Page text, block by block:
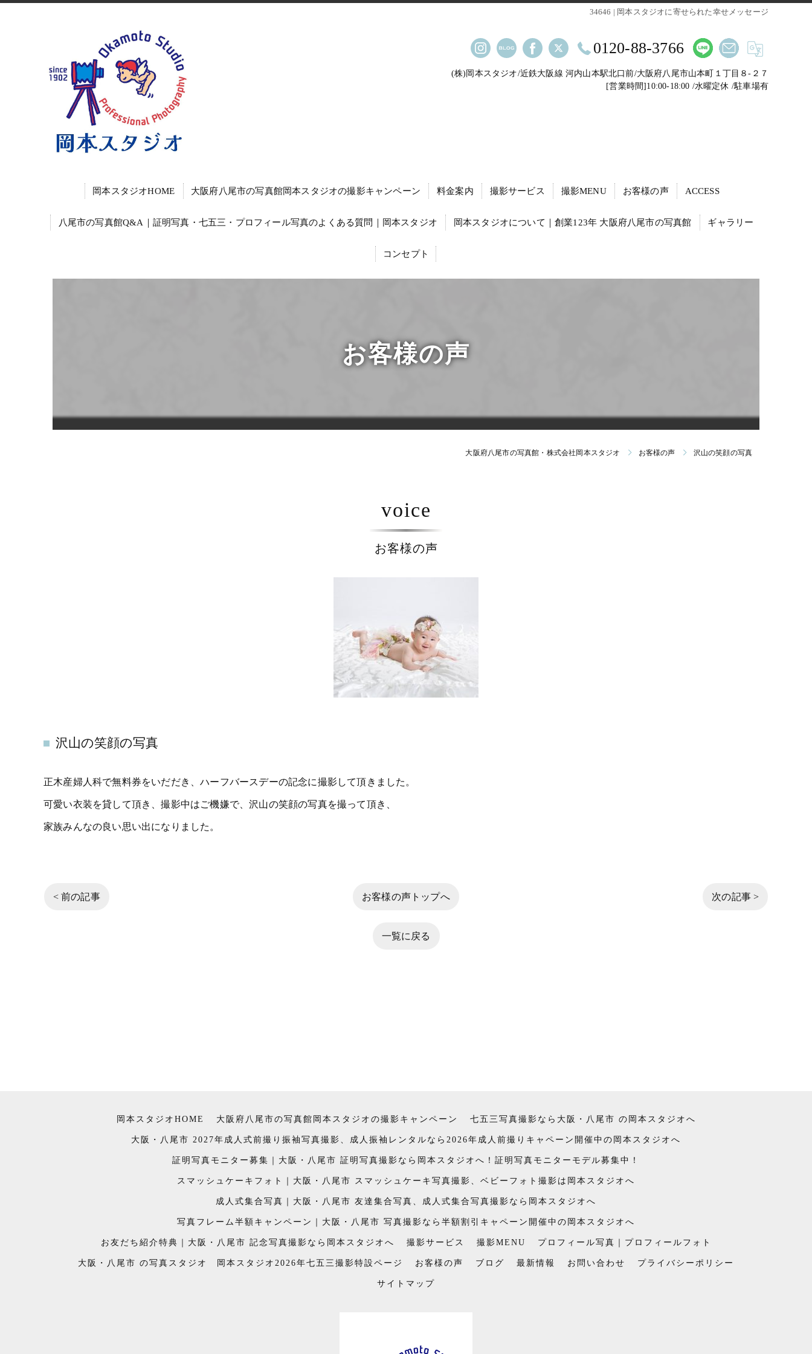
34646 | 岡本スタジオに寄せられた幸せメッセージ
0120-88-3766
(株)岡本スタジオ/近鉄大阪線 河内山本駅北口前/大阪府八尾市山本町１丁目８-２７
[営業時間]10:00-18:00 /水曜定休 /駐車場有
岡本スタジオHOME 大阪府八尾市の写真館岡本スタジオの撮影キャンペーン 料金案内 撮影サービス 撮影MENU お客様の声 ACCESS
八尾市の写真館Q&A｜証明写真・七五三・プロフィール写真のよくある質問｜岡本スタジオ 岡本スタジオについて｜創業123年 大阪府八尾市の写真館 ギャラリー
コンセプト
お客様の声
大阪府八尾市の写真館・株式会社岡本スタジオ お客様の声 沢山の笑顔の写真
お客様の声
voice
沢山の笑顔の写真
正木産婦人科で無料券をいだだき、ハーフバースデーの記念に撮影して頂きました。
可愛い衣装を貸して頂き、撮影中はご機嫌で、沢山の笑顔の写真を撮って頂き、
家族みんなの良い思い出になりました。
< 前の記事 お客様の声トップへ 次の記事 >
一覧に戻る
岡本スタジオHOME 大阪府八尾市の写真館岡本スタジオの撮影キャンペーン 七五三写真撮影なら大阪・八尾市 の岡本スタジオへ
大阪・八尾市 2027年成人式前撮り振袖写真撮影、成人振袖レンタルなら2026年成人前撮りキャペーン開催中の岡本スタジオへ
証明写真モニター募集｜大阪・八尾市 証明写真撮影なら岡本スタジオへ！証明写真モニターモデル募集中！
スマッシュケーキフォト｜大阪・八尾市 スマッシュケーキ写真撮影、ベビーフォト撮影は岡本スタジオへ
成人式集合写真｜大阪・八尾市 友達集合写真、成人式集合写真撮影なら岡本スタジオへ
写真フレーム半額キャンペーン｜大阪・八尾市 写真撮影なら半額割引キャペーン開催中の岡本スタジオへ
お友だち紹介特典｜大阪・八尾市 記念写真撮影なら岡本スタジオへ 撮影サービス 撮影MENU プロフィール写真｜プロフィールフォト
大阪・八尾市 の写真スタジオ 岡本スタジオ2026年七五三撮影特設ページ お客様の声 ブログ 最新情報 お問い合わせ プライバシーポリシー
サイトマップ